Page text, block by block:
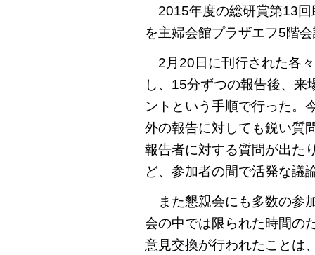
2015年度の総研賞第13回
を主婦会館プラザエフ5階
2月20日に刊行された各
し、15分ずつの報告後、
ントという手順で行った。
外の報告に対しても鋭い質
報告者に対する質問が出た
ど、参加者の間で活発な議
また懇親会にも多数の参
会の中では限られた時間の
意見交換が行われたことは